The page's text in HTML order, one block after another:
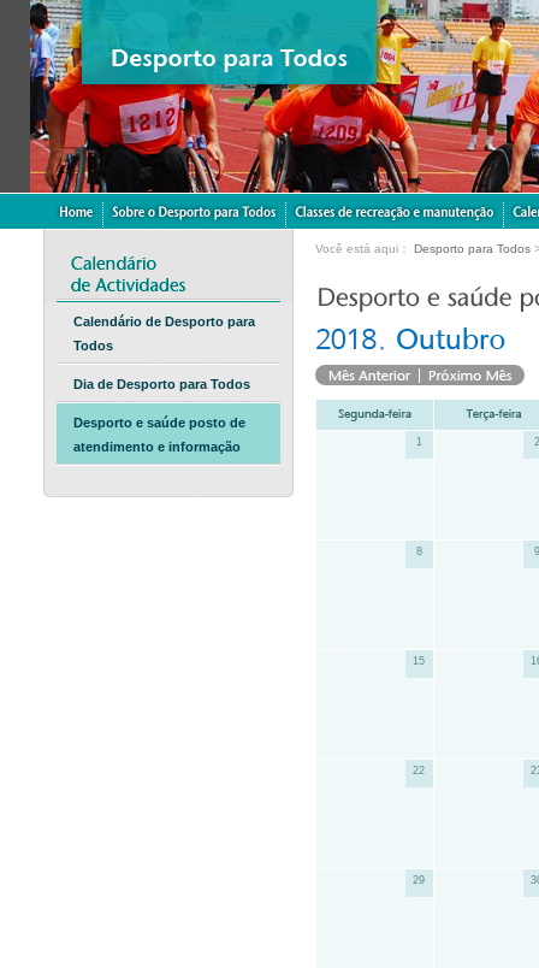
Calendário de Desporto para
Todos
Dia de Desporto para Todos
Desporto e saúde posto de
atendimento e informação
Você está aqui： Desporto para Todos
1 2
8 9
15
22
29